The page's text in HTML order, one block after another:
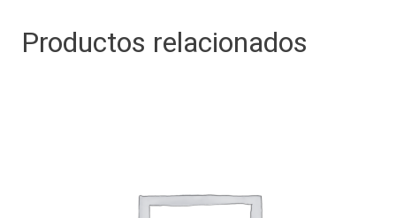
Productos relacionados